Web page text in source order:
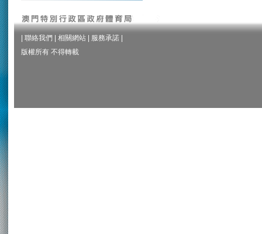
聯絡我們 相關網站 服務承諾
版權所有 不得轉載